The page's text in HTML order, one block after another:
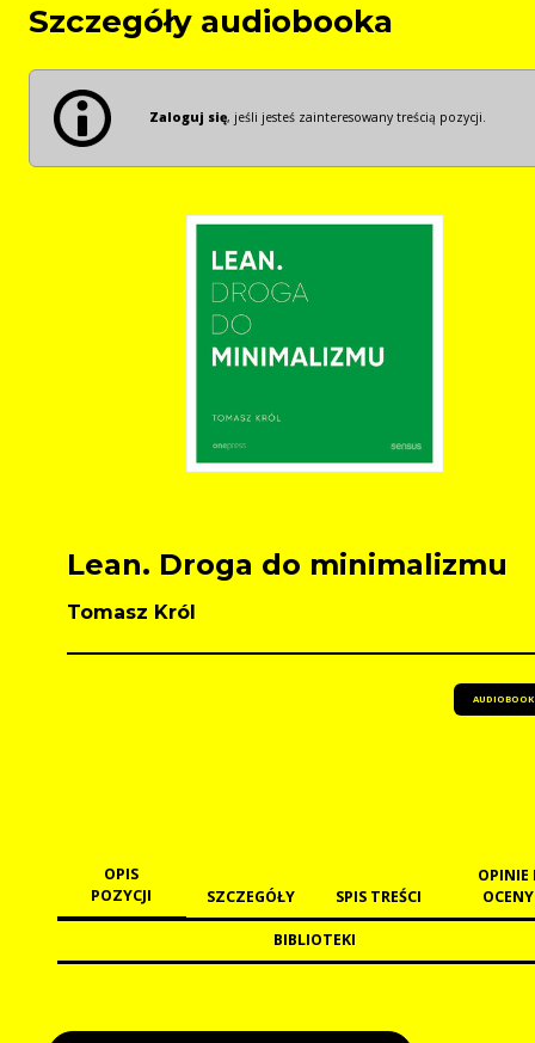
Szczegóły audiobooka
Zaloguj się, jeśli jesteś zainteresowany treścią pozycji.
Lean. Droga do minimalizmu
Tomasz Król
AUDIOBOOK
OPIS
POZYCJI
SZCZEGÓŁY SPIS TREŚCI
OPINIE
OCENY
BIBLIOTEKI